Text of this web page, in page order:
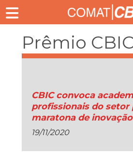
Prêmio
Inovação
CBIC convoca
profissionais do setor
maratona de inovação
19/11/2020